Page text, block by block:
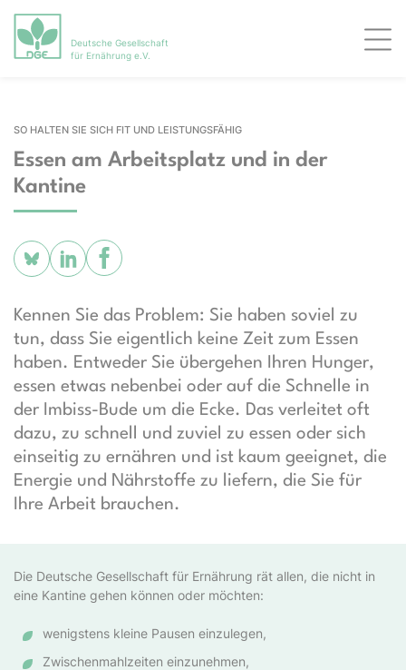
Deutsche Gesellschaft
für Ernährung e.V.
SO HALTEN SIE SICH FIT UND LEISTUNGSFÄHIG
Essen am Arbeitsplatz und in der
Kantine
Kennen Sie das Problem: Sie haben soviel zu
tun, dass Sie eigentlich keine Zeit zum Essen
haben. Entweder Sie übergehen Ihren Hunger,
essen etwas nebenbei oder auf die Schnelle in
der Imbiss-Bude um die Ecke. Das verleitet oft
dazu, zu schnell und zuviel zu essen oder sich
einseitig zu ernähren und ist kaum geeignet, die
Energie und Nährstoffe zu liefern, die Sie für
Ihre Arbeit brauchen.
Die Deutsche Gesellschaft für Ernährung rät allen, die nicht in
eine Kantine gehen können oder möchten:
wenigstens kleine Pausen einzulegen,
Zwischenmahlzeiten einzunehmen,